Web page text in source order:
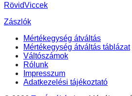
RövidViccek
Zászlók
Mértékegység átváltás
Mértékegység átváltás táblázat
Váltószámok
Rólunk
Impresszum
Adatkezelési tájékoztató